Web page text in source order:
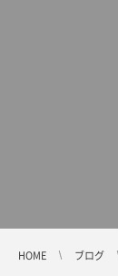
HOME ブログ